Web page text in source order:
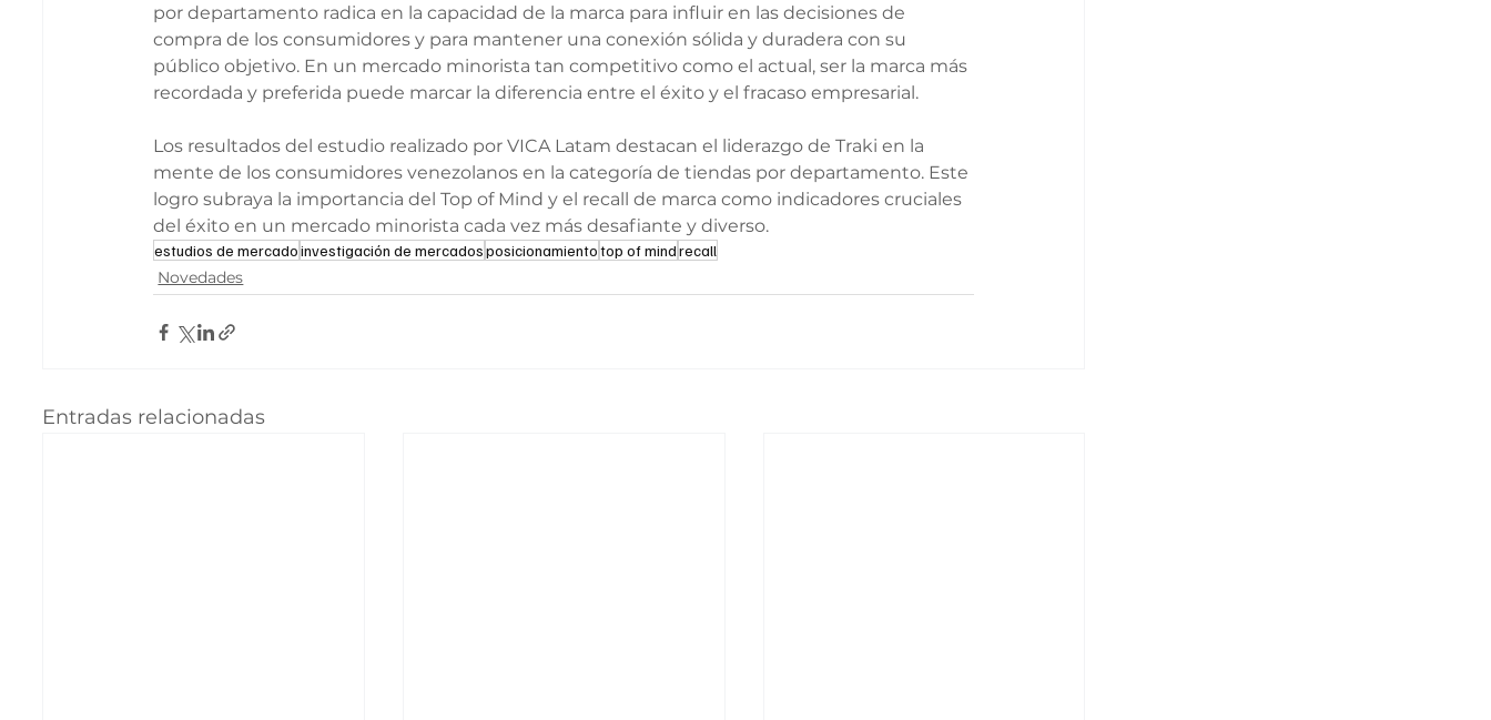
por departamento radica en la capacidad de la marca para influir en las decisiones de
compra de los consumidores y para mantener una conexión sólida y duradera con su
público objetivo. En un mercado minorista tan competitivo como el actual, ser la marca más
recordada y preferida puede marcar la diferencia entre el éxito y el fracaso empresarial.
Los resultados del estudio realizado por VICA Latam destacan el liderazgo de Traki en la
mente de los consumidores venezolanos en la categoría de tiendas por departamento. Este
logro subraya la importancia del Top of Mind y el recall de marca como indicadores cruciales
del éxito en un mercado minorista cada vez más desafiante y diverso.
estudios de mercadoinvestigación de mercadosposicionamientotop of mindrecall
Novedades
Entradas relacionadas